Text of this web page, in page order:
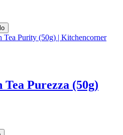
Purezza (50g)